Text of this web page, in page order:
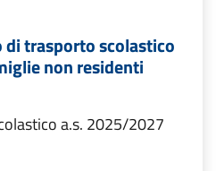
trasporto scolastico
non residenti
a.s. 2025/2027